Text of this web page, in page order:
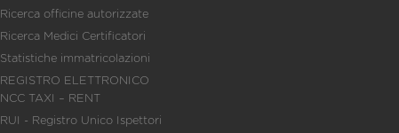
Ricerca officine autorizzate
Ricerca Medici Certificatori
Statistiche immatricolazioni
REGISTRO ELETTRONICO
NCC TAXI – RENT
RUI - Registro Unico Ispettori